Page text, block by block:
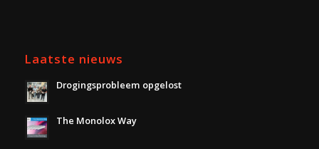
Laatste nieuws
Drogingsprobleem opgelost
The Monolox Way